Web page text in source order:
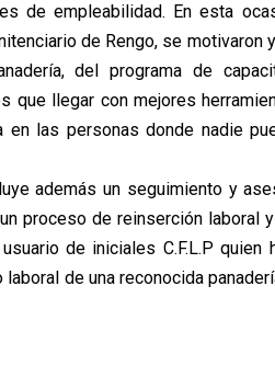
de empleabilidad. En esta
de Rengo, se motivaron
del programa de
que llegar con mejores
las personas donde nadie
además un seguimiento y
proceso de reinserción laboral
de iniciales C.F.L.P quien
de una reconocida